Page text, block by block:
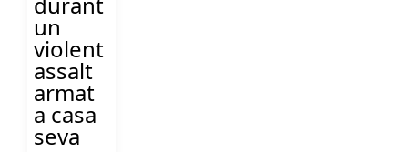
un
violent
assalt
armat
a casa
seva